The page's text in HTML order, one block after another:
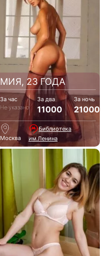
МИЯ, 23 ГОДА
За час
Не указано
За два
11000
За ночь
21000
Москва
Библиотека
им.Ленина